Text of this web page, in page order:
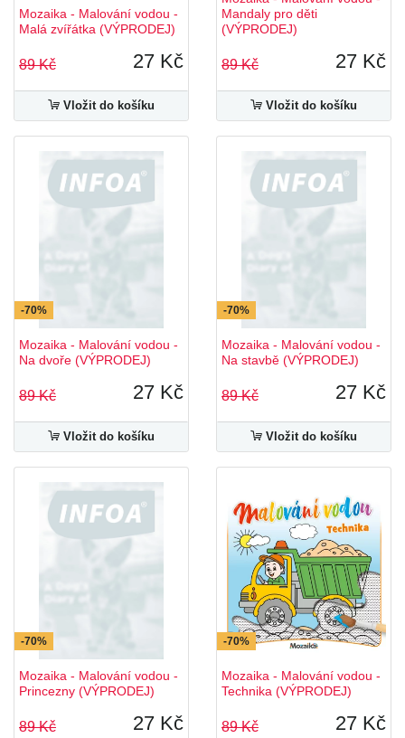
Mozaika - Malování vodou -
Malá zvířátka (VÝPRODEJ)
89 Kč 27 Kč
Vložit do košíku
Mandaly pro děti
(VÝPRODEJ)
89 Kč 27 Kč
Vložit do košíku
-70%
Mozaika - Malování vodou -
Na dvoře (VÝPRODEJ)
89 Kč 27 Kč
Vložit do košíku
-70%
Mozaika - Malování vodou -
Na stavbě (VÝPRODEJ)
89 Kč 27 Kč
Vložit do košíku
-70%
Mozaika - Malování vodou -
Princezny (VÝPRODEJ)
89 Kč 27 Kč
-70%
Mozaika - Malování vodou -
Technika (VÝPRODEJ)
89 Kč 27 Kč